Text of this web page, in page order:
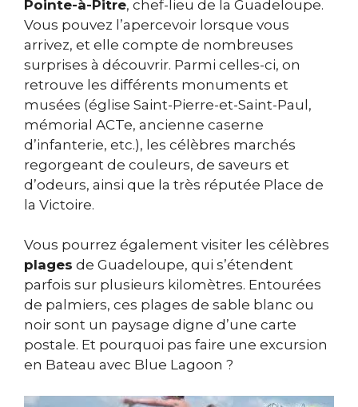
Pointe-à-Pitre, chef-lieu de la Guadeloupe.
Vous pouvez l’apercevoir lorsque vous
arrivez, et elle compte de nombreuses
surprises à découvrir. Parmi celles-ci, on
retrouve les différents monuments et
musées (église Saint-Pierre-et-Saint-Paul,
mémorial ACTe, ancienne caserne
d’infanterie, etc.), les célèbres marchés
regorgeant de couleurs, de saveurs et
d’odeurs, ainsi que la très réputée Place de
la Victoire.
Vous pourrez également visiter les célèbres
plages de Guadeloupe, qui s’étendent
parfois sur plusieurs kilomètres. Entourées
de palmiers, ces plages de sable blanc ou
noir sont un paysage digne d’une carte
postale. Et pourquoi pas faire une excursion
en Bateau avec Blue Lagoon ?